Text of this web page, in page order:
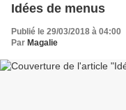
Idées de menus
Publié le 29/03/2018 à 04:00
Par Magalie